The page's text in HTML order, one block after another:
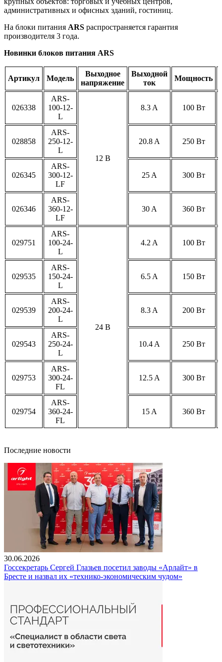
административных и офисных зданий, гостиниц.
На блоки питания ARS распространяется гарантия
производителя 3 года.
Новинки блоков питания ARS
Артикул Модель
Выходное
напряжение
Выходной
ток
Мощность
026338
ARS-
100-12-
L
12 В
8.3 A 100 Вт
028858
ARS-
250-12-
L
20.8 A 250 Вт
026345
ARS-
300-12-
LF
25 A 300 Вт
026346
ARS-
360-12-
LF
30 A 360 Вт
029751
ARS-
100-24-
L
24 В
4.2 A 100 Вт
029535
ARS-
150-24-
L
6.5 A 150 Вт
029539
ARS-
200-24-
L
8.3 A 200 Вт
029543
ARS-
250-24-
L
10.4 A 250 Вт
029753
ARS-
300-24-
FL
12.5 A 300 Вт
029754
ARS-
360-24-
FL
15 A 360 Вт
Последние новости
30.06.2026
Госсекретарь Сергей Глазьев посетил заводы «Арлайт» в
Бресте и назвал их «технико-экономическим чудом»